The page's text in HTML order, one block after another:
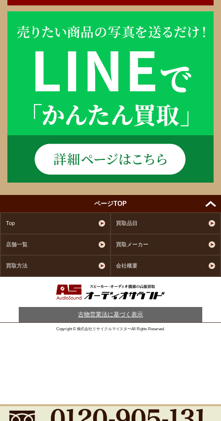
ページTOP
Top 買取品目
店舗一覧 買取メーカー
買取方法 会社概要
古物営業法に基づく表示
Copyright © 株式会社リサイクルマイスターAll Rights Reserved.